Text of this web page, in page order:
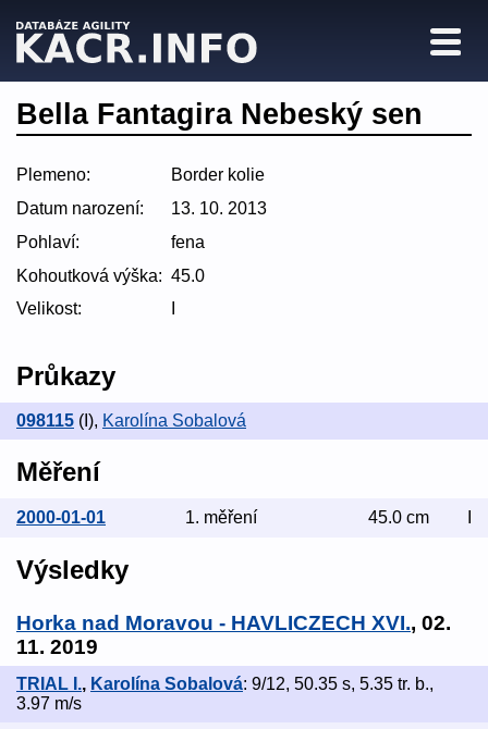
Bella Fantagira Nebeský sen
Plemeno:
Border kolie
Datum narození:
13. 10. 2013
Pohlaví:
fena
Kohoutková výška: 45.0
Velikost:
Průkazy
098115 (I), Karolína Sobalová
Měření
2000-01-01 1. měření 45.0 cm
Výsledky
Horka nad Moravou - HAVLICZECH XVI., 02.
11. 2019
TRIAL I., Karolína Sobalová: 9/12, 50.35 s, 5.35 tr. b.,
3.97 m/s